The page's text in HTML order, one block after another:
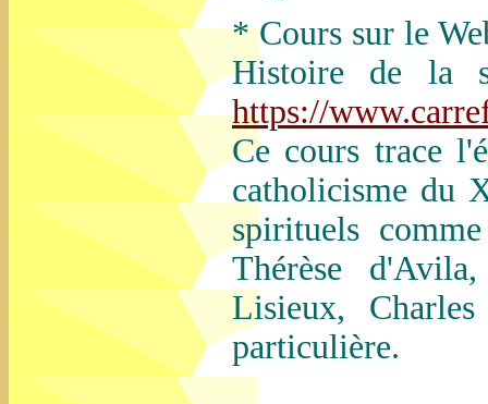
* Cours sur le
Histoire de la
https://
Ce cours trace
catholicisme du
spirituels
Thérèse
Lisieux,
particulière.